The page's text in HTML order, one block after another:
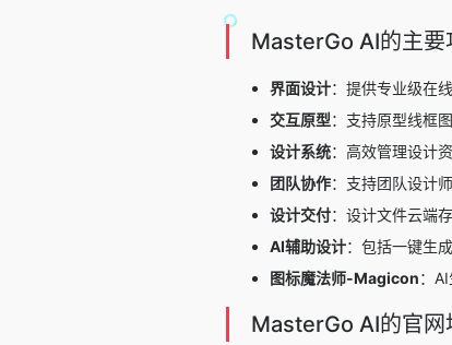
MasterGo AI的主要
界面设计：提供专业级在
交互原型：支持原型线框
设计系统：高效管理设计
团队协作：支持团队设计
设计交付：设计文件云端
AI辅助设计：包括一键生
图标魔法师-Magicon：
MasterGo AI的官网